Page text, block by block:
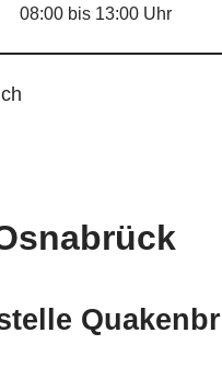
08:00 bis 13:00 Uhr